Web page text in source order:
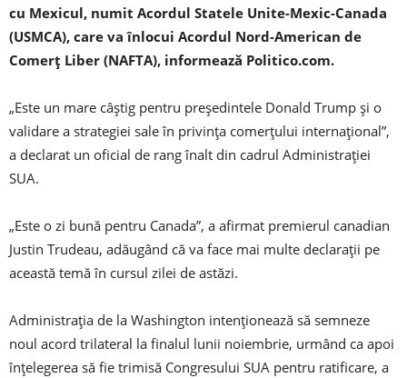
cu Mexicul, numit Acordul Statele Unite-Mexic-Canada
(USMCA), care va înlocui Acordul Nord-American de
Comerţ Liber (NAFTA), informează Politico.com.
„Este un mare câştig pentru preşedintele Donald Trump şi o
validare a strategiei sale în privinţa comerţului internaţional”,
a declarat un oficial de rang înalt din cadrul Administraţiei
SUA.
„Este o zi bună pentru Canada”, a afirmat premierul canadian
Justin Trudeau, adăugând că va face mai multe declaraţii pe
această temă în cursul zilei de astăzi.
Administraţia de la Washington intenţionează să semneze
noul acord trilateral la finalul lunii noiembrie, urmând ca apoi
înţelegerea să fie trimisă Congresului SUA pentru ratificare, a